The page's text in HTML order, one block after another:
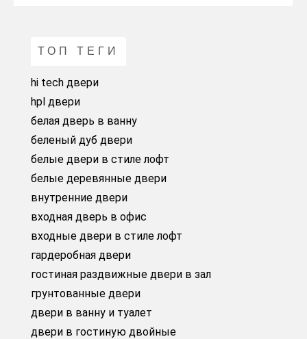
ТОП ТЕГИ
hi tech двери
hpl двери
белая дверь в ванну
беленый дуб двери
белые двери в стиле лофт
белые деревянные двери
внутренние двери
входная дверь в офис
входные двери в стиле лофт
гардеробная двери
гостиная раздвижные двери в зал
грунтованные двери
двери в ванну и туалет
двери в гостиную двойные